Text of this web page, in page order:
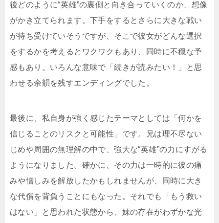
後どのように“英雄”の裏側と向き合っていくのか、想像
がかき立てられます。下手をするとさらに大きな戦い
が待ち受けていそうですが、そこで彼女がどんな選択
をするかを考えるとワクワクもあり、同時に不穏な予
感もあり。いろんな意味で「続きが読みたい！」と思
わせる余韻を残すエンディングでした。
最後に、私自身が強く感じたテーマとしては「何かを
信じることのリスクと可能性」です。兄は理不尽ない
じめや周囲の無理解の中で、強大な“英雄”の力にすがる
ようになりました。確かに、その力は一時的に彼の痛
みや憎しみを解放したかもしれませんが、同時に大き
な代償を背負うことにもなった。それでも「もう救い
はない」と思われた状態から、妹の存在がわずかな光